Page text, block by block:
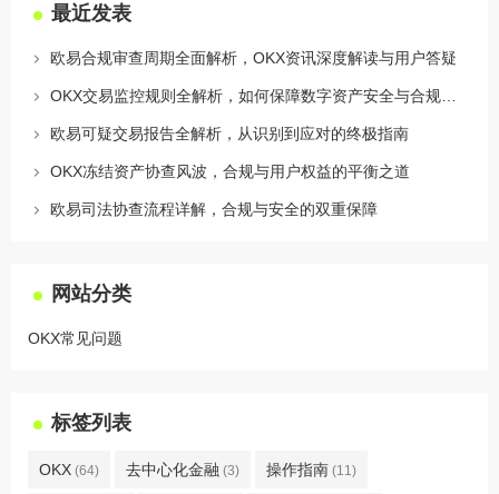
最近发表
欧易合规审查周期全面解析，OKX资讯深度解读与用户答疑
欧易可疑交易报告全解析，从识别到应对的终极指南
OKX冻结资产协查风波，合规与用户权益的平衡之道
欧易司法协查流程详解，合规与安全的双重保障
网站分类
OKX常见问题
标签列表
OKX (64) 去中心化金融 (3) 操作指南 (11)